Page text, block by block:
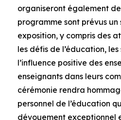
organiseront également
programme sont prévus un
exposition, y compris des
les défis de l’éducation,
l’influence positive des
enseignants dans leurs
cérémonie rendra
personnel de l’éducation
dévouement exceptionnel